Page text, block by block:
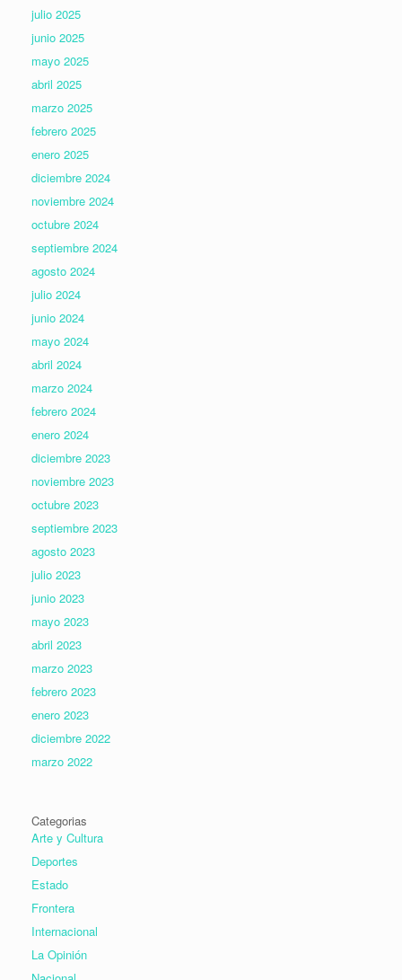
julio 2025
junio 2025
mayo 2025
abril 2025
marzo 2025
febrero 2025
enero 2025
diciembre 2024
noviembre 2024
octubre 2024
septiembre 2024
agosto 2024
julio 2024
junio 2024
mayo 2024
abril 2024
marzo 2024
febrero 2024
enero 2024
diciembre 2023
noviembre 2023
octubre 2023
septiembre 2023
agosto 2023
julio 2023
junio 2023
mayo 2023
abril 2023
marzo 2023
febrero 2023
enero 2023
diciembre 2022
marzo 2022
Categorias
Arte y Cultura
Deportes
Estado
Frontera
Internacional
La Opinión